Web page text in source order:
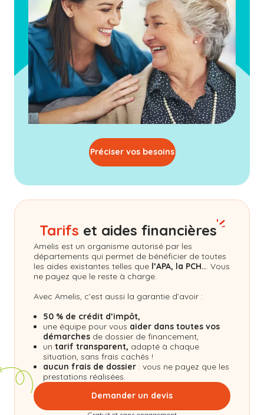
Préciser vos besoins
Tarifs et aides financières
Amelis est un organisme autorisé par les
départements qui permet de bénéficier de toutes
les aides existantes telles que l’APA, la PCH... Vous
ne payez que le reste à charge.
Avec Amelis, c’est aussi la garantie d’avoir :
50 % de crédit d’impôt,
une équipe pour vous aider dans toutes vos
démarches de dossier de financement,
un tarif transparent, adapté à chaque
situation, sans frais cachés !
aucun frais de dossier : vous ne payez que les
prestations réalisées.
Demander un devis